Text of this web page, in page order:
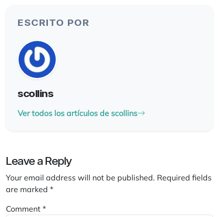
ESCRITO POR
scollins
Ver todos los artículos de scollins
Leave a Reply
Your email address will not be published. Required fields
are marked *
Comment *